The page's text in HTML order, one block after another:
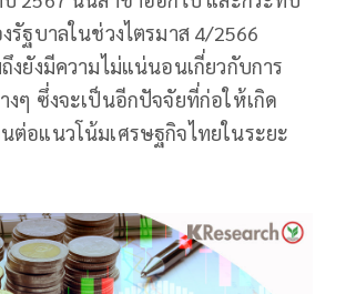
รัฐบาลในช่วงไตรมาส 4/2566
งยังมีความไม่แน่นอนเกี่ยวกับการ
งๆ ซึ่งจะเป็นอีกปัจจัยที่ก่อให้เกิด
ต่อแนวโน้มเศรษฐกิจไทยในระยะ